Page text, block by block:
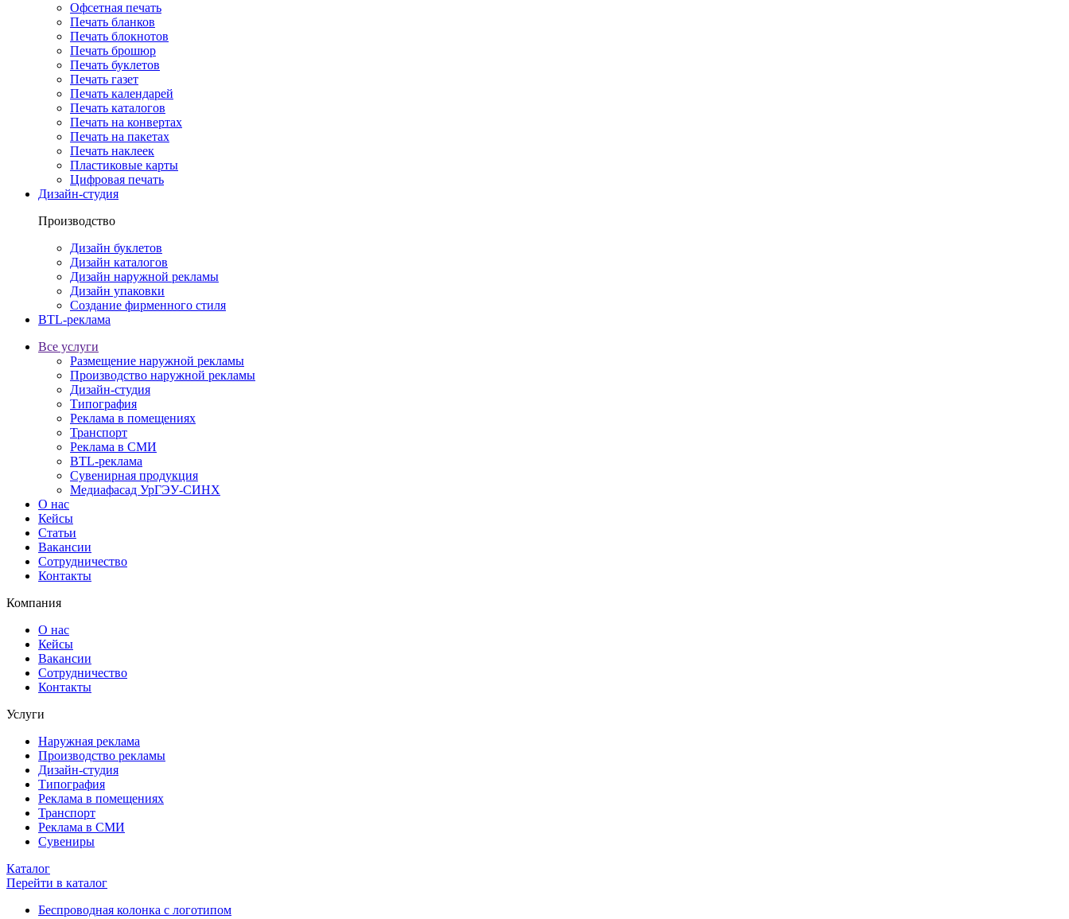
Офсетная печать
Печать бланков
Печать блокнотов
Печать брошюр
Печать буклетов
Печать газет
Печать календарей
Печать каталогов
Печать на конвертах
Печать на пакетах
Печать наклеек
Пластиковые карты
Цифровая печать
Дизайн-студия
Производство
Дизайн буклетов
Дизайн каталогов
Дизайн наружной рекламы
Дизайн упаковки
Создание фирменного стиля
BTL-реклама
Все услуги
Размещение наружной рекламы
Производство наружной рекламы
Дизайн-студия
Типография
Реклама в помещениях
Транспорт
Реклама в СМИ
BTL-реклама
Сувенирная продукция
Медиафасад УрГЭУ-СИНХ
О нас
Кейсы
Статьи
Вакансии
Сотрудничество
Контакты
Компания
О нас
Кейсы
Вакансии
Сотрудничество
Контакты
Услуги
Наружная реклама
Производство рекламы
Дизайн-студия
Типография
Реклама в помещениях
Транспорт
Реклама в СМИ
Сувениры
Каталог
Перейти в каталог
Беспроводная колонка с логотипом